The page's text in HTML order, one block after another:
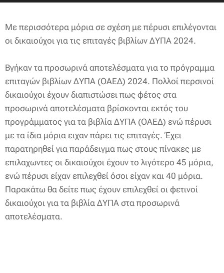
Με περισσότερα μόρια σε σχέση με πέρυσι επιλέγονται
οι δικαιούχοι για τις επιταγές βιβλίων ΔΥΠΑ 2024.
Βγήκαν τα προσωρινά αποτελέσματα για το πρόγραμμα
επιταγών βιβλίων ΔΥΠΑ (ΟΑΕΔ) 2024. Πολλοί περσινοί
δικαιούχοι έχουν διαπιστώσει πως φέτος στα
προσωρινά αποτελέσματα βρίσκονται εκτός του
προγράμματος για τα βιβλία ΔΥΠΑ (ΟΑΕΔ) ενώ πέρυσι
με τα ίδια μόρια ειχαν πάρει τις επιταγές. Έχει
παρατηρηθεί για παράδειγμα πως στους πίνακες με
επιλαχωντες οι δικαιούχοι έχουν το λιγότερο 45 μόρια,
ενώ πέρυσι είχαν επιλεχθεί όσοι είχαν και 40 μόρια.
Παρακάτω θα δείτε πως έχουν επιλεχθεί οι φετινοί
δικαιούχοι για τα βιβλία ΔΥΠΑ στα προσωρινά
αποτελέσματα.